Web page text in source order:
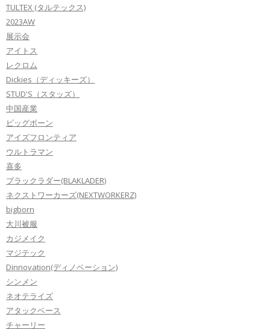
TULTEX (タルテックス)
2023AW
展示会
アイトス
レクロム
Dickies（ディッキーズ）
STUD'S（スタッズ）
中国産業
ビッグボーン
アイズフロンティア
ウルトラマン
喜多
ブラックラダー(BLAKLADER)
ネクストワーカーズ(NEXTWORKERZ)
bigborn
大川被服
カジメイク
マジテック
Dinnovation(ディノベーション)
シンメン
ネオテライズ
アタックベース
チャーリー